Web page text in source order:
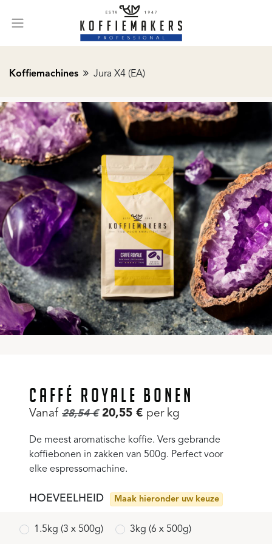
Koffiemachines Jura X4 (EA)
CAFFÉ ROYALE BONEN
Vanaf 28,54€ 20,55 € per kg
De meest aromatische koffie. Vers gebrande
koffiebonen in zakken van 500g. Perfect voor
elke espressomachine.
HOEVEELHEID Maak hieronder uw keuze
1.5kg (3 x 500g) 3kg (6 x 500g)